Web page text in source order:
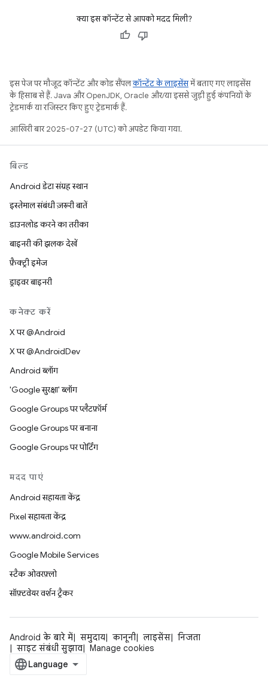
क्या इस कॉन्टेंट से आपको मदद मिली?
इस पेज पर मौजूद कॉन्टेंट और कोड सैंपलकॉन्टेंट के लाइसेंसमें बताए गए लाइसेंस
के हिसाब से हैं. Java और OpenJDK, Oracle और/या इससे जुड़ी हुई कंपनियों के
ट्रेडमार्क या रजिस्टर किए हुए ट्रेडमार्क हैं.
आखिरी बार 2025-07-27 (UTC) को अपडेट किया गया.
बिल्ड
Android डेटा संग्रह स्थान
इस्तेमाल संबंधी ज़रूरी बातें
डाउनलोड करने का तरीका
बाइनरी की झलक देखें
फ़ैक्ट्री इमेज
ड्राइवर बाइनरी
कनेक्ट करें
X पर @Android
X पर @AndroidDev
Android ब्लॉग
'Google सुरक्षा' ब्लॉग
Google Groups पर प्लैटफ़ॉर्म
Google Groups पर बनाना
Google Groups पर पोर्टिंग
मदद पाएं
Android सहायता केंद्र
Pixel सहायता केंद्र
www.android.com
Google Mobile Services
स्टैक ओवरफ़्लो
सॉफ़्टवेयर वर्शन ट्रैकर
Android के बारे में समुदाय कानूनी लाइसेंस
निजता
साइट संबंधी सुझाव
Manage cookies